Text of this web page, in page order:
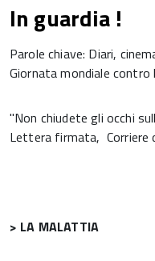
In guardia !
Parole chiave: Diari,
Giornata mondiale
"Non chiudete gli occhi
Lettera firmata, Corriere
> LA MALATTIA